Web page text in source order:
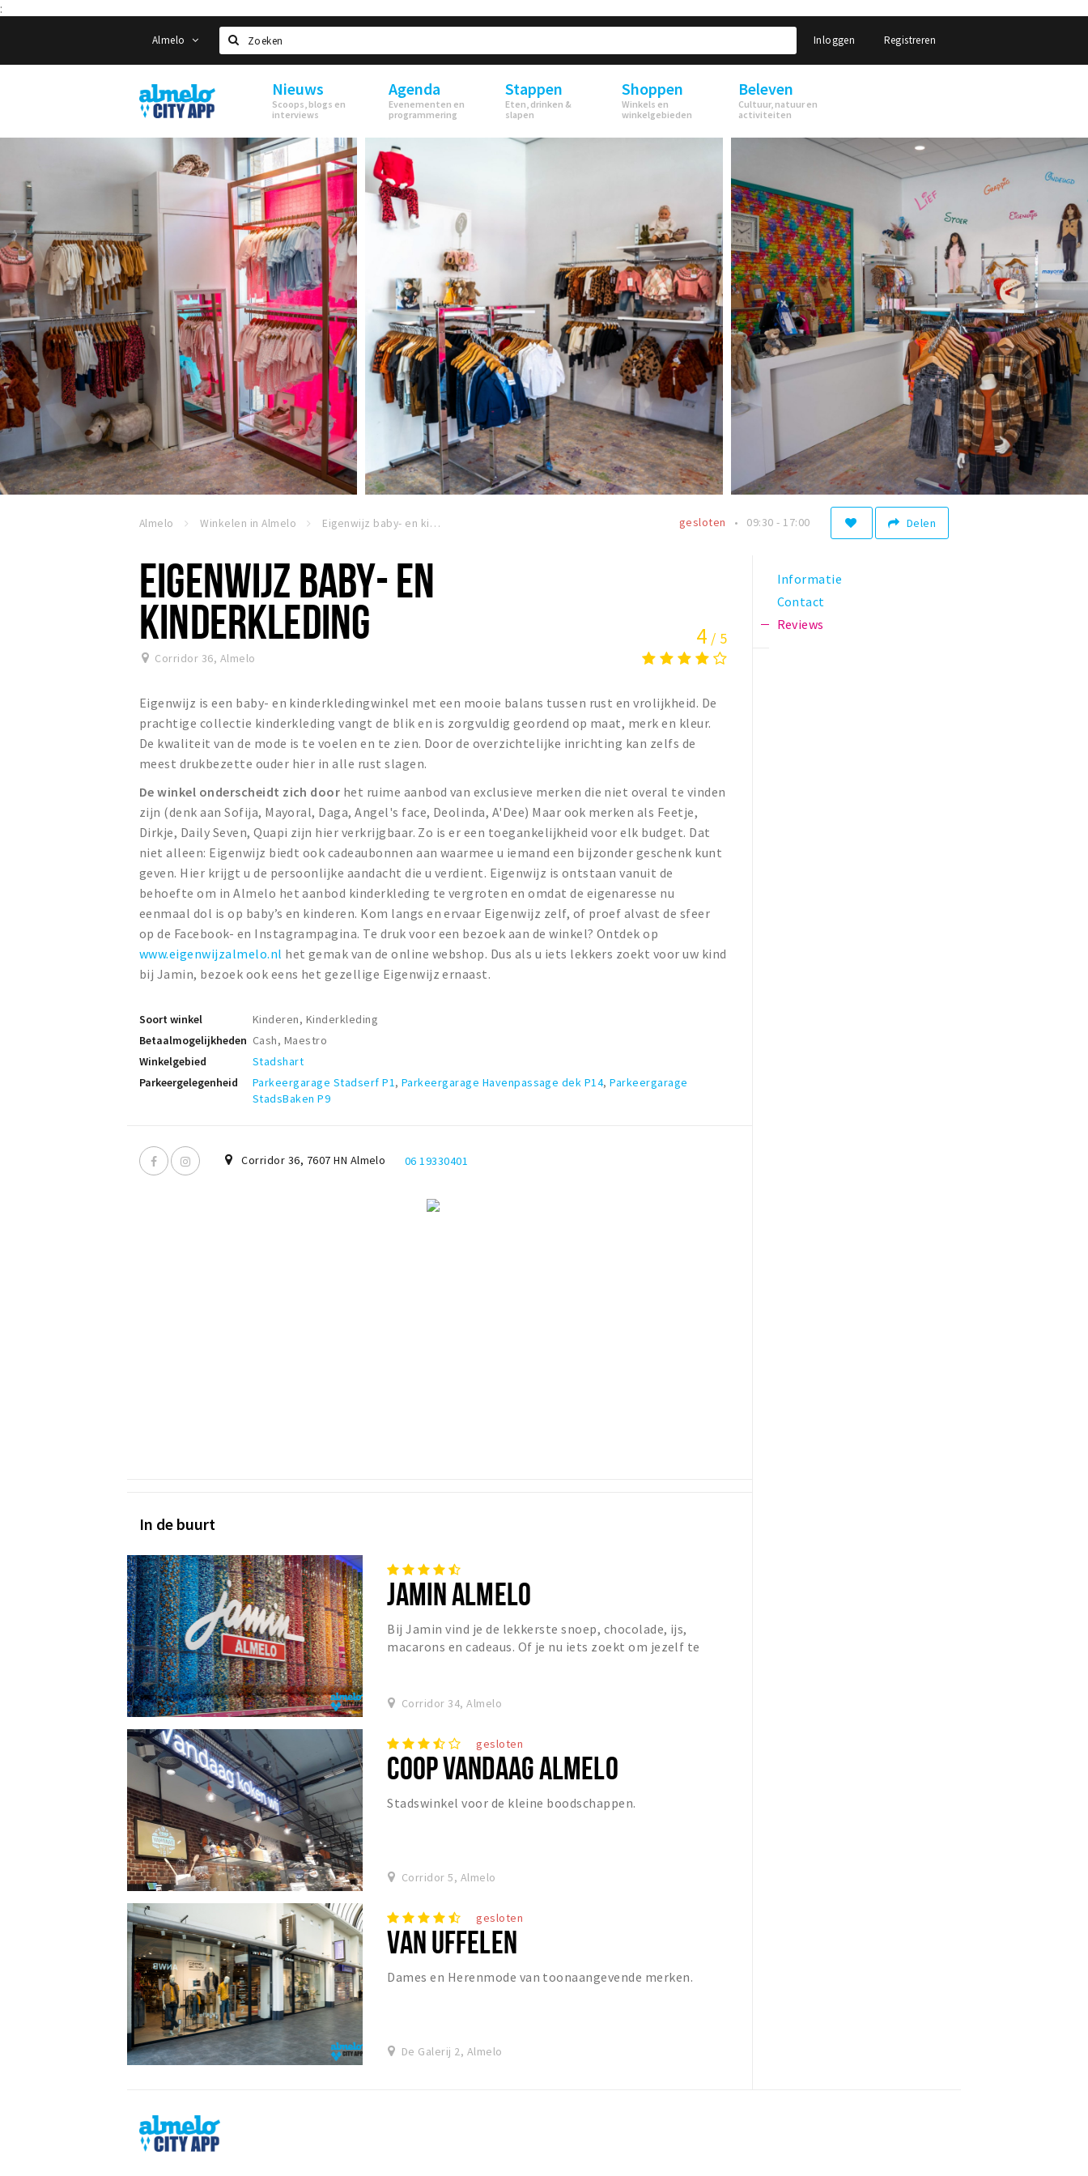
:
Almelo
Zoeken
Inloggen Registreren
Almelo
City
App
Nieuws
Scoops, blogs en
interviews
Agenda
Evenementen en
programmering
Stappen
Eten, drinken &
slapen
Shoppen
Winkels en
winkelgebieden
Beleven
Cultuur, natuur en
activiteiten
Almelo Winkelen in Almelo Eigenwijz baby- en kinderkleding Delen
gesloten 09:30 - 17:00
EIGENWIJZ BABY- EN
KINDERKLEDING
Corridor 36, Almelo
4 / 5
Eigenwijz is een baby- en kinderkledingwinkel met een mooie balans tussen rust en vrolijkheid. De
prachtige collectie kinderkleding vangt de blik en is zorgvuldig geordend op maat, merk en kleur.
De kwaliteit van de mode is te voelen en te zien. Door de overzichtelijke inrichting kan zelfs de
meest drukbezette ouder hier in alle rust slagen.
De winkel onderscheidt zich door het ruime aanbod van exclusieve merken die niet overal te vinden
zijn (denk aan Sofija, Mayoral, Daga, Angel's face, Deolinda, A'Dee) Maar ook merken als Feetje,
Dirkje, Daily Seven, Quapi zijn hier verkrijgbaar. Zo is er een toegankelijkheid voor elk budget. Dat
niet alleen: Eigenwijz biedt ook cadeaubonnen aan waarmee u iemand een bijzonder geschenk kunt
geven. Hier krijgt u de persoonlijke aandacht die u verdient. Eigenwijz is ontstaan vanuit de
behoefte om in Almelo het aanbod kinderkleding te vergroten en omdat de eigenaresse nu
eenmaal dol is op baby’s en kinderen. Kom langs en ervaar Eigenwijz zelf, of proef alvast de sfeer
op de Facebook- en Instagrampagina. Te druk voor een bezoek aan de winkel? Ontdek op
www.eigenwijzalmelo.nl het gemak van de online webshop. Dus als u iets lekkers zoekt voor uw kind
bij Jamin, bezoek ook eens het gezellige Eigenwijz ernaast.
Soort winkel
Kinderen, Kinderkleding
Betaalmogelijkheden Cash, Maestro
Winkelgebied
Stadshart
Parkeergelegenheid
Parkeergarage Stadserf P1, Parkeergarage Havenpassage dek P14,Parkeergarage
StadsBaken P9
Corridor 36, 7607 HN Almelo 06 19330401
In de buurt
JAMIN ALMELO
Bij Jamin vind je de lekkerste snoep, chocolade, ijs,
macarons en cadeaus. Of je nu iets zoekt om jezelf te
Corridor 34, Almelo
gesloten
COOP VANDAAG ALMELO
Stadswinkel voor de kleine boodschappen.
Corridor 5, Almelo
gesloten
VAN UFFELEN
Dames en Herenmode van toonaangevende merken.
De Galerij 2, Almelo
Informatie
Contact
Reviews
Almelo
City
App